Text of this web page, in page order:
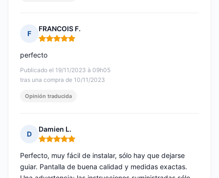
F
FRANCOIS F.
Nota: 5 de 5
Publicado el 19/11/2023 à 09h05
tras una compra de 10/11/2023
perfecto
Opinión traducida
D
Damien L.
Nota: 5 de 5
Perfecto, muy fácil de instalar, sólo hay que dejarse
guiar. Pantalla de buena calidad y medidas exactas.